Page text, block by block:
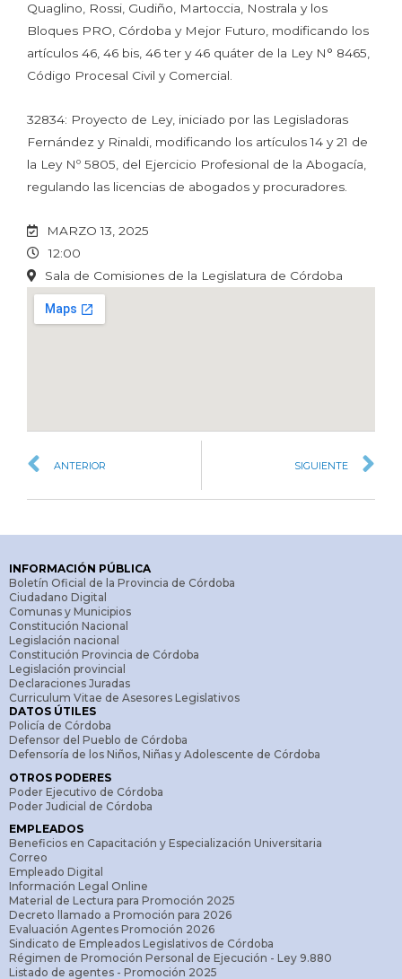
Quaglino, Rossi, Gudiño, Martoccia, Nostrala y los
Bloques PRO, Córdoba y Mejor Futuro, modificando los
artículos 46, 46 bis, 46 ter y 46 quáter de la Ley N° 8465,
Código Procesal Civil y Comercial.
32834: Proyecto de Ley, iniciado por las Legisladoras
Fernández y Rinaldi, modificando los artículos 14 y 21 de
la Ley Nº 5805, del Ejercicio Profesional de la Abogacía,
regulando las licencias de abogados y procuradores.
MARZO 13, 2025
12:00
Sala de Comisiones de la Legislatura de Córdoba
ANTERIOR SIGUIENTE
INFORMACIÓN PÚBLICA
Boletín Oficial de la Provincia de Córdoba
Ciudadano Digital
Comunas y Municipios
Constitución Nacional
Legislación nacional
Constitución Provincia de Córdoba
Legislación provincial
Declaraciones Juradas
Curriculum Vitae de Asesores Legislativos
DATOS ÚTILES
Policía de Córdoba
Defensor del Pueblo de Córdoba
Defensoría de los Niños, Niñas y Adolescente de Córdoba
OTROS PODERES
Poder Ejecutivo de Córdoba
Poder Judicial de Córdoba
EMPLEADOS
Beneficios en Capacitación y Especialización Universitaria
Correo
Empleado Digital
Información Legal Online
Material de Lectura para Promoción 2025
Decreto llamado a Promoción para 2026
Evaluación Agentes Promoción 2026
Sindicato de Empleados Legislativos de Córdoba
Régimen de Promoción Personal de Ejecución - Ley 9.880
Listado de agentes - Promoción 2025